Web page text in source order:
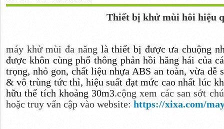
Thiết bị khử mùi hôi hiệu
máy khử mùi đa năng là thiết bị được ưa chuộng
được khôn cùng phổ thông phản hồi hăng hái của
trọng, nhỏ gon, chất liệu nhựa ABS an toàn, vừa
& vô trùng tức thì, hiệu suất đạt mức cao nhất lúc
hữu thể tích khoảng 30m3.cộng xem các san sớt
hoặc truy vấn cập vào website: https://xixa.com/